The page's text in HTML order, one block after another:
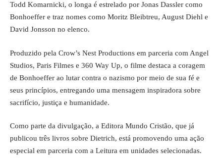
Todd Komarnicki, o longa é estrelado por Jonas Dassler como
Bonhoeffer e traz nomes como Moritz Bleibtreu, August Diehl e
David Jonsson no elenco.
Produzido pela Crow’s Nest Productions em parceria com Angel
Studios, Paris Filmes e 360 Way Up, o filme destaca a coragem
de Bonhoeffer ao lutar contra o nazismo por meio de sua fé e
seus princípios, entregando uma mensagem inspiradora sobre
sacrifício, justiça e humanidade.
Como parte da divulgação, a Editora Mundo Cristão, que já
publicou três livros sobre Dietrich, está promovendo uma ação
especial em parceria com a Leitura em unidades selecionadas.